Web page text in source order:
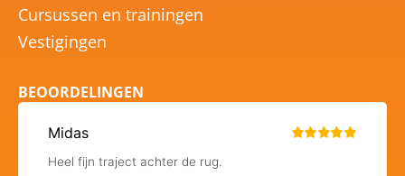
Cursussen en trainingen
Vestigingen
BEOORDELINGEN